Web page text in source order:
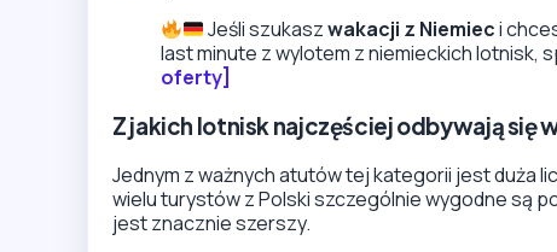
Jeśli szukaszwakacji z Niemieci
last minute z wylotem z niemieckich lotnisk,
oferty]
Z jakich lotnisk najczęściej odbywają się
Jednym z ważnych atutów tej kategorii jest duża
wielu turystów z Polski szczególnie wygodne są
jest znacznie szerszy.